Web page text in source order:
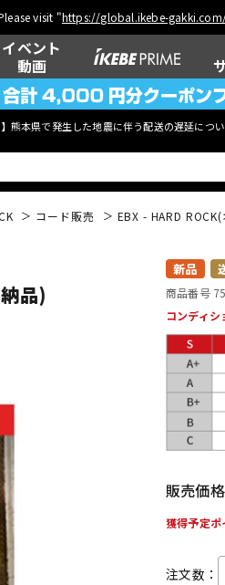
visit "https://global.ikebe-
イベント
動画
】熊本県で発生した地震に伴う配送の遅延につ
ウク
その
イン納品
レコ
グ機
コード販売 EBX - HARD
品)
新品
商品番号
コンディシ
販売価格
獲得予定ポ
注文数：